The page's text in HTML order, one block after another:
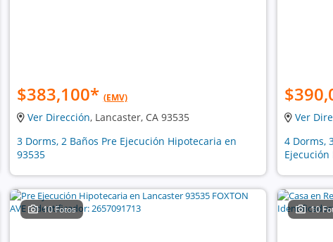
$383,100* (EMV)
Ver Dirección, Lancaster, CA 93535
3 Dorms, 2 Baños Pre Ejecución Hipotecaria en
93535
Ver
4 Dorms,
10 Fotos 10